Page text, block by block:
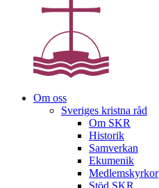
Om oss
Sveriges kristna råd
Om SKR
Historik
Samverkan
Ekumenik
Medlemskyrkor
Stöd SKR